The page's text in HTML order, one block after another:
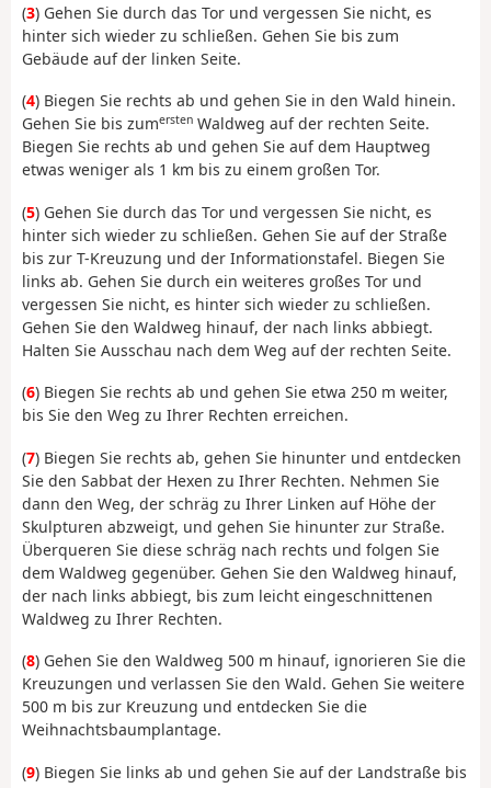
(3) Gehen Sie durch das Tor und vergessen Sie nicht, es
hinter sich wieder zu schließen. Gehen Sie bis zum
Gebäude auf der linken Seite.
(4) Biegen Sie rechts ab und gehen Sie in den Wald hinein.
Gehen Sie bis zumersten Waldweg auf der rechten Seite.
Biegen Sie rechts ab und gehen Sie auf dem Hauptweg
etwas weniger als 1 km bis zu einem großen Tor.
(5) Gehen Sie durch das Tor und vergessen Sie nicht, es
hinter sich wieder zu schließen. Gehen Sie auf der Straße
bis zur T-Kreuzung und der Informationstafel. Biegen Sie
links ab. Gehen Sie durch ein weiteres großes Tor und
vergessen Sie nicht, es hinter sich wieder zu schließen.
Gehen Sie den Waldweg hinauf, der nach links abbiegt.
Halten Sie Ausschau nach dem Weg auf der rechten Seite.
(6) Biegen Sie rechts ab und gehen Sie etwa 250 m weiter,
bis Sie den Weg zu Ihrer Rechten erreichen.
(7) Biegen Sie rechts ab, gehen Sie hinunter und entdecken
Sie den Sabbat der Hexen zu Ihrer Rechten. Nehmen Sie
dann den Weg, der schräg zu Ihrer Linken auf Höhe der
Skulpturen abzweigt, und gehen Sie hinunter zur Straße.
Überqueren Sie diese schräg nach rechts und folgen Sie
dem Waldweg gegenüber. Gehen Sie den Waldweg hinauf,
der nach links abbiegt, bis zum leicht eingeschnittenen
Waldweg zu Ihrer Rechten.
(8) Gehen Sie den Waldweg 500 m hinauf, ignorieren Sie die
Kreuzungen und verlassen Sie den Wald. Gehen Sie weitere
500 m bis zur Kreuzung und entdecken Sie die
Weihnachtsbaumplantage.
(9) Biegen Sie links ab und gehen Sie auf der Landstraße bis